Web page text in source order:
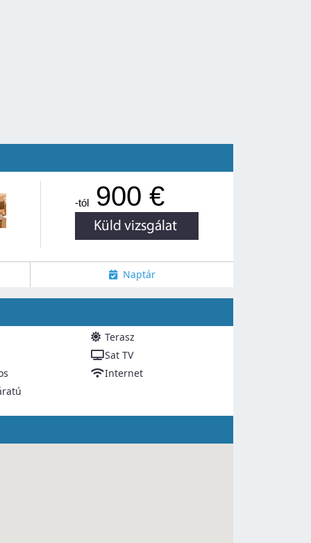
-tól 900 €
Naptár
Terasz
Sat TV
Internet